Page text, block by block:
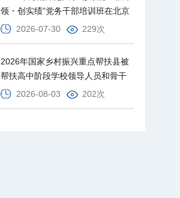
领・创实绩”党务干部培训班在北京
师范大学举办
2026-07-30 229次
2026年国家乡村振兴重点帮扶县被
帮扶高中阶段学校领导人员和骨干
教师培训班在北京师范大学举办
2026-08-03 202次